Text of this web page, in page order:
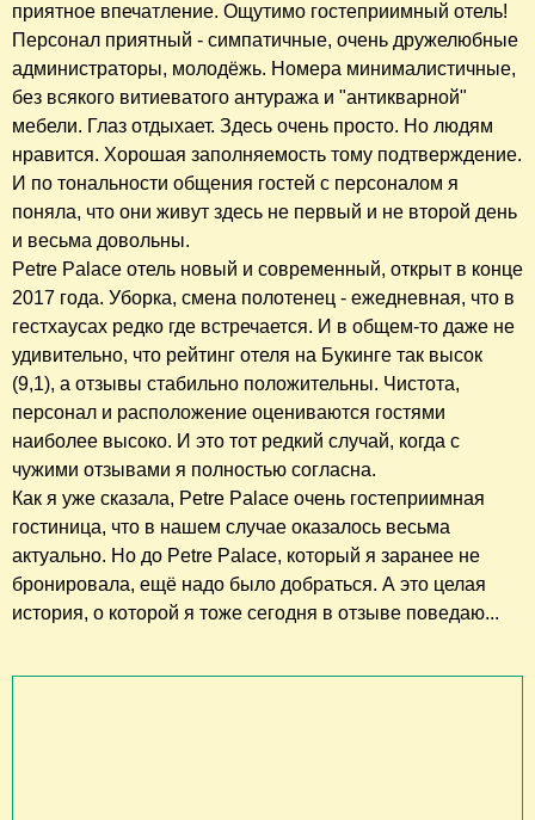
приятное впечатление. Ощутимо гостеприимный отель!
Персонал приятный - симпатичные, очень дружелюбные
администраторы, молодёжь. Номера минималистичные,
без всякого витиеватого антуража и "антикварной"
мебели. Глаз отдыхает. Здесь очень просто. Но людям
нравится. Хорошая заполняемость тому подтверждение.
И по тональности общения гостей с персоналом я
поняла, что они живут здесь не первый и не второй день
и весьма довольны.
Petre Palace отель новый и современный, открыт в конце
2017 года. Уборка, смена полотенец - ежедневная, что в
гестхаусах редко где встречается. И в общем-то даже не
удивительно, что рейтинг отеля на Букинге так высок
(9,1), а отзывы стабильно положительны. Чистота,
персонал и расположение оцениваются гостями
наиболее высоко. И это тот редкий случай, когда с
чужими отзывами я полностью согласна.
Как я уже сказала, Petre Palace очень гостеприимная
гостиница, что в нашем случае оказалось весьма
актуально. Но до Petre Palace, который я заранее не
бронировала, ещё надо было добраться. А это целая
история, о которой я тоже сегодня в отзыве поведаю...